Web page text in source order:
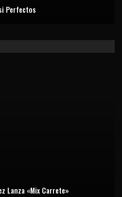
Perfectos
Lanza «Mix Carrete»